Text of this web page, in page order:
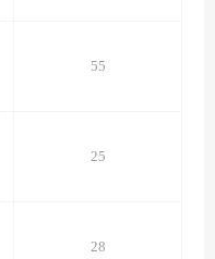
55
25
28